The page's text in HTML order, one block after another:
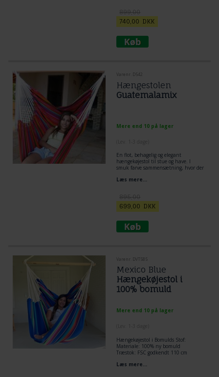
899,00
740,00 DKK
Varenr. D542
Hængestolen
Guatemalamix
Mere end 10 på lager
En flot, behagelig og elegant
hængekøjestol til stue og have. I
smuk farve sammensætning, hvor der
farverne.
Læs mere...
895,00
699,00 DKK
Varenr. DVT585
Mexico Blue
Hængekøjestol i
100% bomuld
Mere end 10 på lager
Hængekøjestol i Bomulds Stof:
Materiale: 100% ny bomuld
Træstok: FSC godkendt 110 cm
Bæreevne 250 kg.
Læs mere...